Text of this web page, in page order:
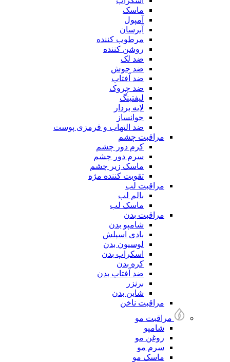
ماسک
آمپول
آبرسان
مرطوب کننده
روشن کننده
ضد لک
ضد جوش
ضد آفتاب
ضد چروک
لیفتینگ
لایه بردار
جوانساز
ضد التهاب و قرمزی پوست
مراقبت چشم
کرم دور چشم
سرم دور چشم
ماسک زیر چشم
تقویت کننده مژه
مراقبت لب
بالم لب
ماسک لب
مراقبت بدن
شامپو بدن
بادی اسپلش
لوسیون بدن
اسکراپ بدن
کره بدن
ضد آفتاب بدن
برنزر
شاین بدن
مراقبت ناخن
مراقبت مو
شامپو
روغن مو
سرم مو
ماسک مو